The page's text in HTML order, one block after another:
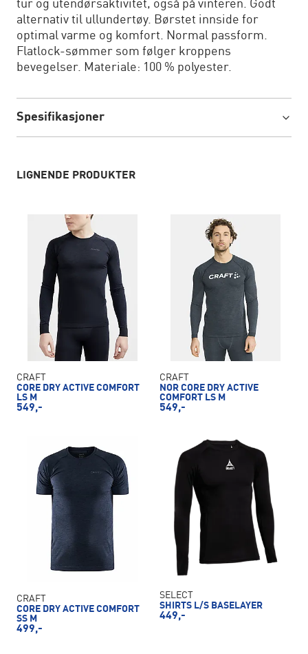
tur og utendørsaktivitet, også på vinteren. Godt
alternativ til ullundertøy. Børstet innside for
optimal varme og komfort. Normal passform.
Flatlock-sømmer som følger kroppens
bevegelser. Materiale: 100 % polyester.
Spesifikasjoner
LIGNENDE PRODUKTER
CRAFT
CORE DRY ACTIVE COMFORT
LS M
549,-
CRAFT
NOR CORE DRY ACTIVE
COMFORT LS M
549,-
CRAFT
CORE DRY ACTIVE COMFORT
SS M
499,-
SELECT
SHIRTS L/S BASELAYER
449,-